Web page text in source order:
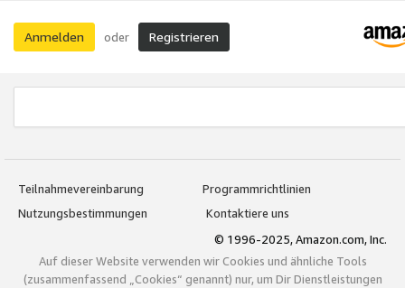
Anmelden oder Registrieren
Teilnahmevereinbarung
Programmrichtlinien
Nutzungsbestimmungen
Kontaktiere uns
© 1996-2025, Amazon.com, Inc.
Auf dieser Website verwenden wir Cookies und ähnliche Tools
(zusammenfassend „Cookies“ genannt) nur, um Dir Dienstleistungen